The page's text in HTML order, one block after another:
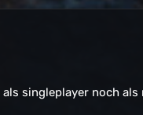
singleplayer noch